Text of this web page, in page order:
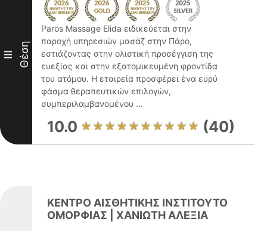
III Θέση
Paros Massage Elida ειδικεύεται στην
παροχή υπηρεσιών μασάζ στην Πάρο,
εστιάζοντας στην ολιστική προσέγγιση της
ευεξίας και στην εξατομικευμένη φροντίδα
του ατόμου. Η εταιρεία προσφέρει ένα ευρύ
φάσμα θεραπευτικών επιλογών,
συμπεριλαμβανομένου ...
10.0 (40)
ΚΕΝΤΡΟ ΑΙΣΘΗΤΙΚΗΣ ΙΝΣΤΙΤΟΥΤΟ
ΟΜΟΡΦΙΑΣ | ΧΑΝΙΩΤΗ ΑΛΕΞΙΑ